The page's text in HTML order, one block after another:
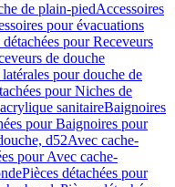
de plain-piedAccessoires
pour évacuations
détachées pour Receveurs
de douche
pour douche de
pour Niches de
sanitaireBaignoires
pour Baignoires pour
d52Avec cache-
pour Avec cache-
Pièces détachées pour